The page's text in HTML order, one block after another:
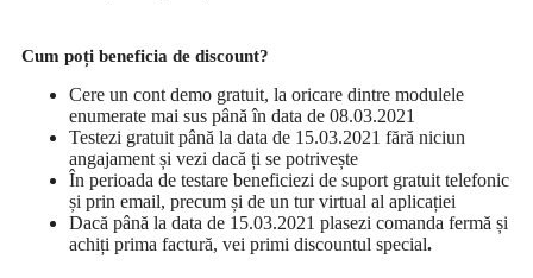
Cum poți beneficia de discount?
Cere un cont demo gratuit, la oricare dintre modulele
enumerate mai sus până în data de 08.03.2021
Testezi gratuit până la data de 15.03.2021 fără niciun
angajament și vezi dacă ți se potrivește
În perioada de testare beneficiezi de suport gratuit telefonic
și prin email, precum și de un tur virtual al aplicației
Dacă până la data de 15.03.2021 plasezi comanda fermă și
achiți prima factură, vei primi discountul special.